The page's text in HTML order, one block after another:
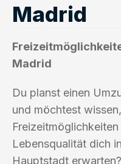
Madrid
Madrid
Du planst einen
und möchtest
Lebensqualität dich
Hauptstadt